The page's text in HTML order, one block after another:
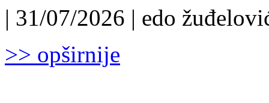
| 31/07/2026 | edo
>> opširnije